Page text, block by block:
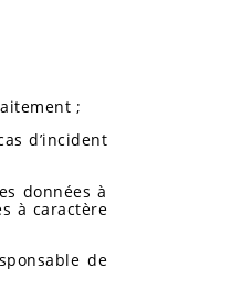
;
d’incident
données à
à caractère
de